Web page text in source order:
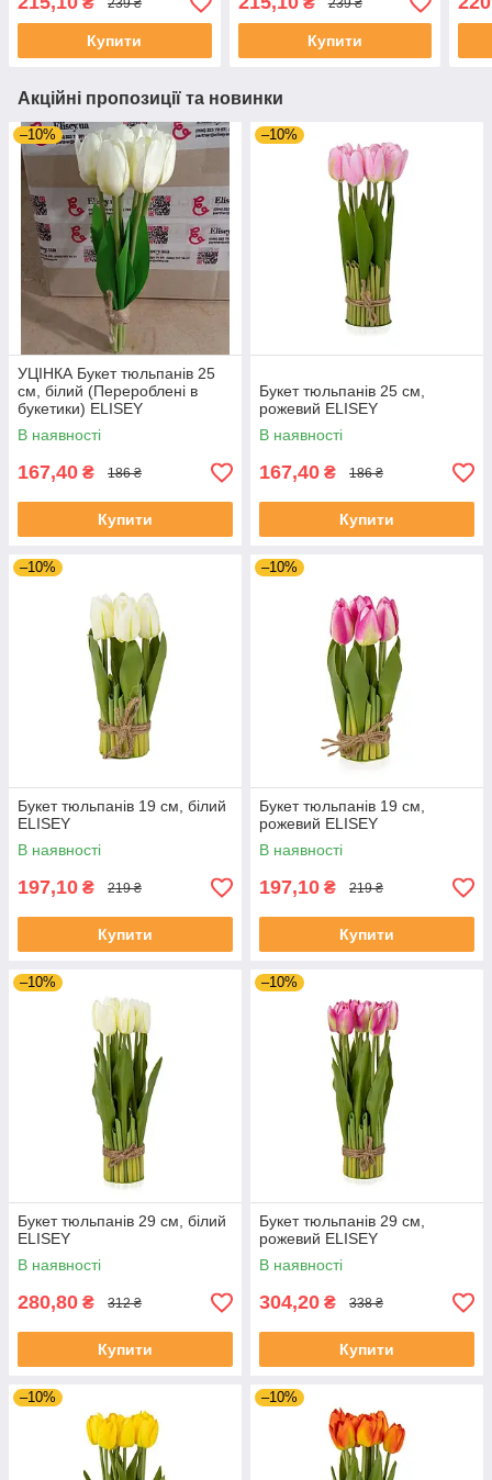
239 ₴
Купити
239 ₴
Купити
Акційні пропозиції та новинки
–10%
УЦІНКА Букет тюльпанів 25
см, білий (Перероблені в
букетики) ELISEY
В наявності
167,40 ₴ 186 ₴
Купити
–10%
Букет тюльпанів 25 см,
рожевий ELISEY
В наявності
167,40 ₴ 186 ₴
Купити
–10%
Букет тюльпанів 19 см, білий
ELISEY
В наявності
197,10 ₴ 219 ₴
Купити
–10%
Букет тюльпанів 19 см,
рожевий ELISEY
В наявності
197,10 ₴ 219 ₴
Купити
–10%
Букет тюльпанів 29 см, білий
ELISEY
В наявності
280,80 ₴ 312 ₴
Купити
–10%
Букет тюльпанів 29 см,
рожевий ELISEY
В наявності
304,20 ₴ 338 ₴
Купити
–10% –10%